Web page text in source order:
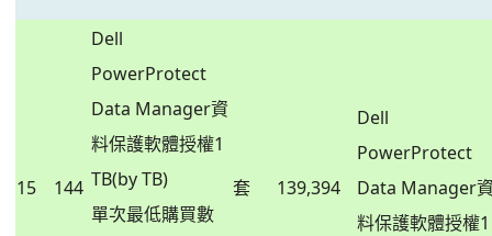
15 144
Dell
PowerProtect
Data Manager資
料保護軟體授權1
TB(by TB)
單次最低購買數
套 139,394
Dell
PowerProtect
Data Manager
料保護軟體授權1